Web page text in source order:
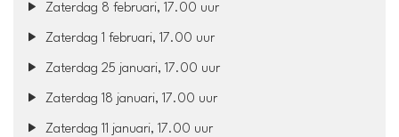
Zaterdag 8 februari, 17.00 uur
Zaterdag 1 februari, 17.00 uur
Zaterdag 25 januari, 17.00 uur
Zaterdag 18 januari, 17.00 uur
Zaterdag 11 januari, 17.00 uur